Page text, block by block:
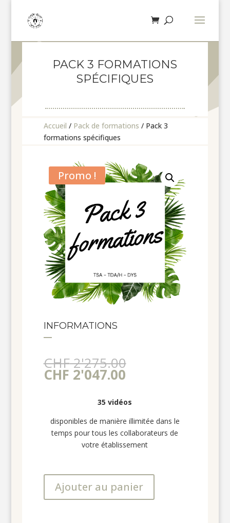
PACK 3 FORMATIONS
SPÉCIFIQUES
Accueil / Pack de formations / Pack 3
formations spécifiques
Promo !
INFORMATIONS
CHF2'275.00Le
était :
CHF 2'275.00.
CHF 2'047.00Le
actuel
est :
CHF 2'047.00.
35 vidéos
disponibles de manière illimitée dans le
temps pour tous les collaborateurs de
votre établissement
Ajouter au panier